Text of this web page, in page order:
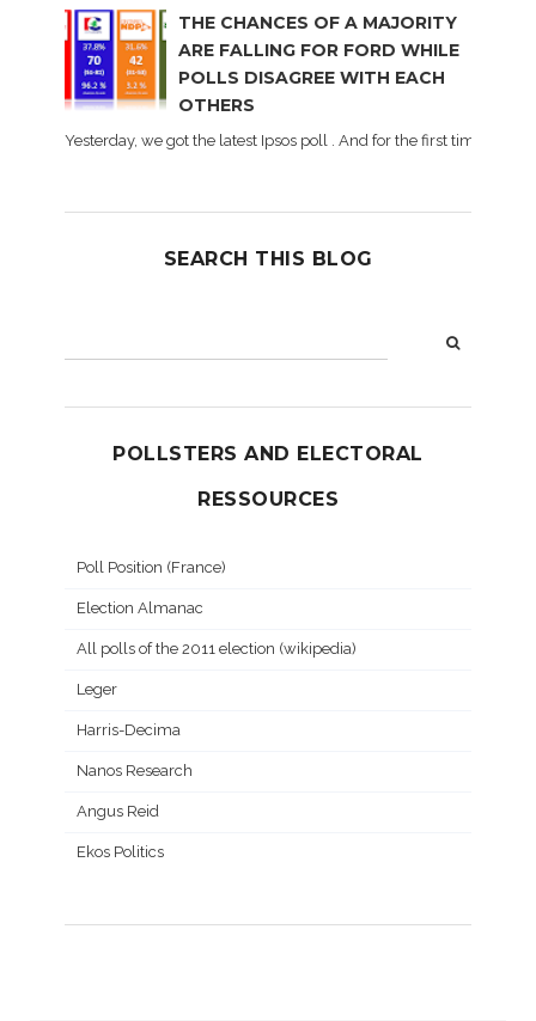
THE CHANCES OF A MAJORITY
ARE FALLING FOR FORD WHILE
POLLS DISAGREE WITH EACH
OTHERS
Yesterday, we got the latest Ipsos poll . And for the first time
SEARCH THIS BLOG
POLLSTERS AND ELECTORAL
RESSOURCES
Poll Position (France)
Election Almanac
All polls of the 2011 election (wikipedia)
Leger
Harris-Decima
Nanos Research
Angus Reid
Ekos Politics